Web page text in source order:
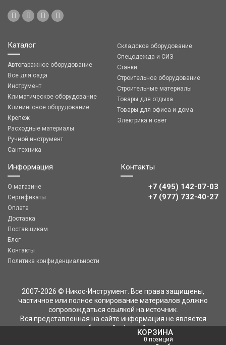
КОРЗИНА
0 позиций
Каталог
Автогаражное оборудование
Все для сада
Инструмент
Климатическое оборудование
Клининговое оборудование
Крепеж
Расходные материалы
Ручной инструмент
Сантехника
Складское оборудование
Спецодежда и СИЗ
Станки
Строительное оборудование
Строительные материалы
Товары для отдыха
Товары для офиса и дома
Электрика и свет
Информация
О магазине
Сертификаты
Оплата
Доставка
Поставщикам
Блог
Контакты
Политика конфиденциальности
Контакты
+7 (495) 142-07-03
‎‎+7 (977) 732-40-27
2007-2026 © Никос-Инструмент. Все права защищены,
частичное или полное копирование материалов должно
сопровождаться ссылкой на источник.
Вся представленная на сайте информация не является
публичной офертой